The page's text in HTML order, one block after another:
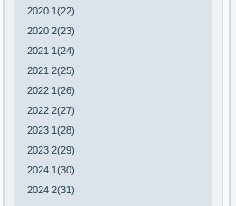
2020 1(22)
2020 2(23)
2021 1(24)
2021 2(25)
2022 1(26)
2022 2(27)
2023 1(28)
2023 2(29)
2024 1(30)
2024 2(31)